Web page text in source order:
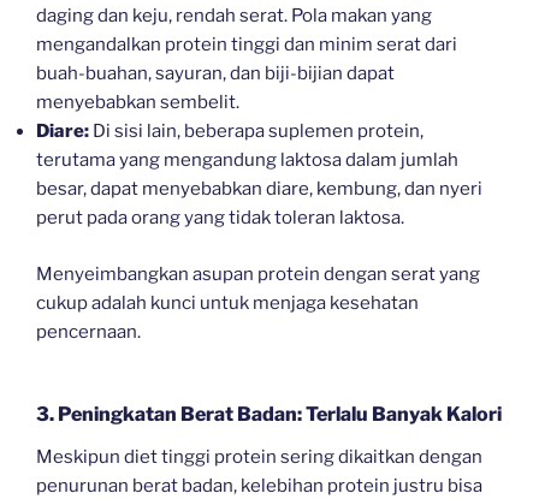
daging dan keju, rendah serat. Pola makan yang
mengandalkan protein tinggi dan minim serat dari
buah-buahan, sayuran, dan biji-bijian dapat
menyebabkan sembelit.
Diare: Di sisi lain, beberapa suplemen protein,
terutama yang mengandung laktosa dalam jumlah
besar, dapat menyebabkan diare, kembung, dan nyeri
perut pada orang yang tidak toleran laktosa.
Menyeimbangkan asupan protein dengan serat yang
cukup adalah kunci untuk menjaga kesehatan
pencernaan.
3. Peningkatan Berat Badan: Terlalu Banyak Kalori
Meskipun diet tinggi protein sering dikaitkan dengan
penurunan berat badan, kelebihan protein justru bisa